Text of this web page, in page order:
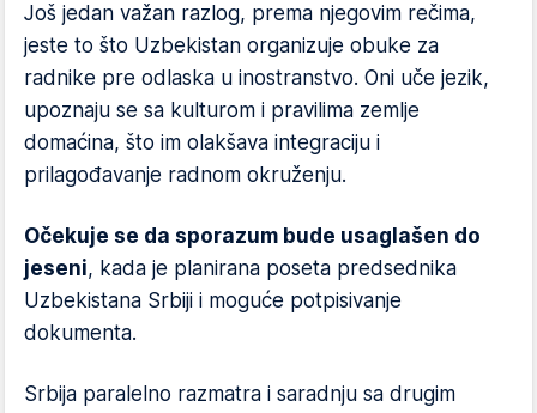
Još jedan važan razlog, prema njegovim rečima,
jeste to što Uzbekistan organizuje obuke za
radnike pre odlaska u inostranstvo. Oni uče jezik,
upoznaju se sa kulturom i pravilima zemlje
domaćina, što im olakšava integraciju i
prilagođavanje radnom okruženju.
Očekuje se da sporazum bude usaglašen do
jeseni, kada je planirana poseta predsednika
Uzbekistana Srbiji i moguće potpisivanje
dokumenta.
Srbija paralelno razmatra i saradnju sa drugim